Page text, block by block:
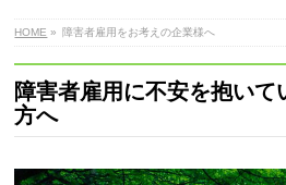
HOME » 障害者雇用をお考えの企業様へ
障害者雇用に不安を抱いて
方へ